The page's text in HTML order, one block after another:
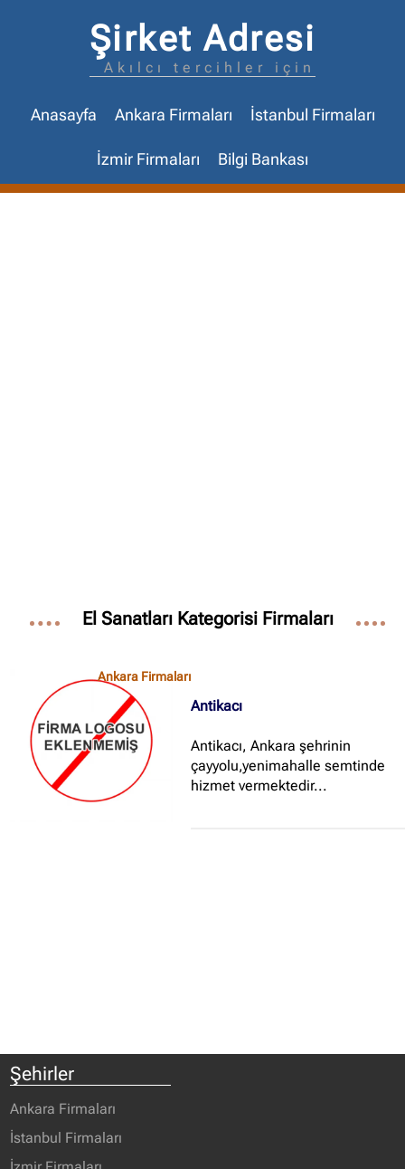
Şirket Adresi
Akılcı tercihler için
Anasayfa Ankara Firmaları İstanbul Firmaları
İzmir Firmaları Bilgi Bankası
El Sanatları Kategorisi Firmaları
Ankara Firmaları
Antikacı
Antikacı, Ankara şehrinin
çayyolu,yenimahalle semtinde
hizmet vermektedir...
Şehirler
Ankara Firmaları
İstanbul Firmaları
İstanbul Firmaları(388)